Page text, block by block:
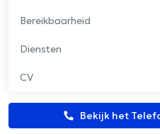
Bereikbaarheid
Diensten
CV
Bekijk het